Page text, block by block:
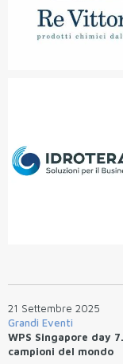
21 Settembre 2025
Grandi Eventi
WPS Singapore day
campioni del mondo